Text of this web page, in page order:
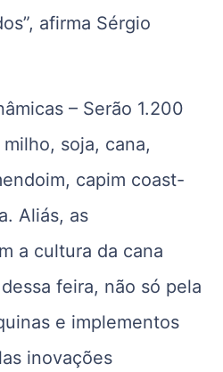
afirma Sérgio
– Serão 1.200
soja, cana,
capim coast-
Aliás, as
a cultura da cana
feira, não só pela
e implementos
inovações